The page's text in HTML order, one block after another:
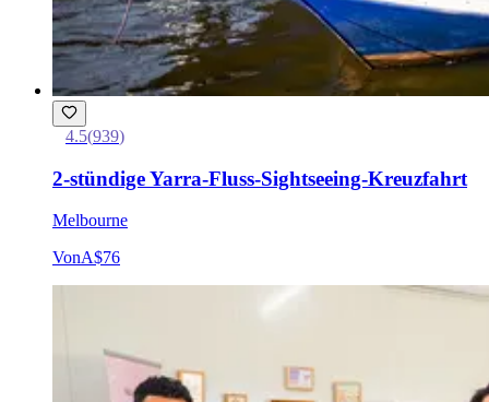
4.5(939)
2-stündige Yarra-Fluss-Sightseeing-Kreuzfahrt
Melbourne
VonA$76